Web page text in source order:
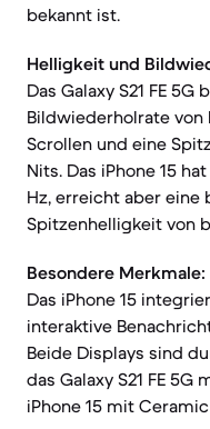
bekannt ist.
Helligkeit und
Das Galaxy S21 FE
Bildwiederholrate von
Scrollen und eine
Nits. Das iPhone 15
Hz, erreicht aber eine
Spitzenhelligkeit von
Besondere Merkmale:
Das iPhone 15
interaktive
Beide Displays sind
das Galaxy S21 FE
iPhone 15 mit